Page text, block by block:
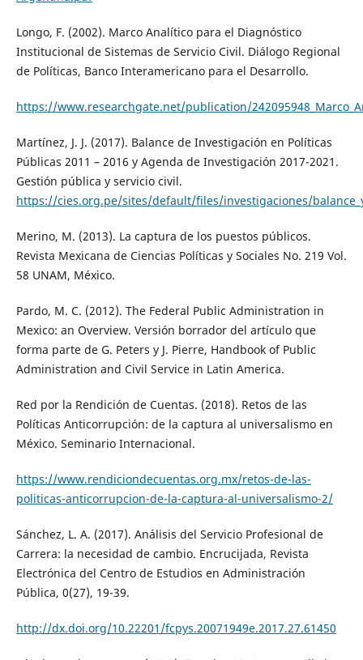
Longo, F. (2002). Marco Analítico para el Diagnóstico
Institucional de Sistemas de Servicio Civil. Diálogo Regional
de Políticas, Banco Interamericano para el Desarrollo.
https://www.researchgate.net/publication/
Martínez, J. J. (2017). Balance de Investigación en Políticas
Públicas 2011 – 2016 y Agenda de Investigación 2017-2021.
Gestión pública y servicio civil.
https://cies.org.pe/sites/default/files/investigaciones/
Merino, M. (2013). La captura de los puestos públicos.
Revista Mexicana de Ciencias Políticas y Sociales No. 219 Vol.
58 UNAM, México.
Pardo, M. C. (2012). The Federal Public Administration in
Mexico: an Overview. Versión borrador del artículo que
forma parte de G. Peters y J. Pierre, Handbook of Public
Administration and Civil Service in Latin America.
Red por la Rendición de Cuentas. (2018). Retos de las
Políticas Anticorrupción: de la captura al universalismo en
México. Seminario Internacional.
https://www.rendiciondecuentas.org.mx/retos-de-las-
politicas-anticorrupcion-de-la-captura-al-universalismo-2/
Sánchez, L. A. (2017). Análisis del Servicio Profesional de
Carrera: la necesidad de cambio. Encrucijada, Revista
Electrónica del Centro de Estudios en Administración
Pública, 0(27), 19-39.
http://dx.doi.org/10.22201/fcpys.20071949e.2017.27.61450